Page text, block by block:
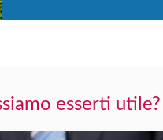
esserti utile?